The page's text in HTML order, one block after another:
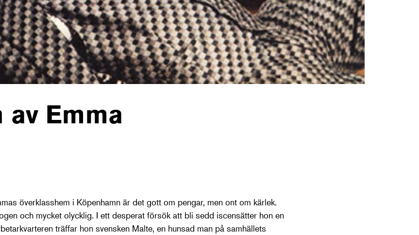
av Emma
överklasshem i Köpenhamn är det gott om pengar, men ont om kärlek.
och mycket olycklig. I ett desperat försök att bli sedd iscensätter hon en
träffar hon svensken Malte, en hunsad man på samhällets